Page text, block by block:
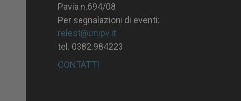
Pavia n.694/08
Per segnalazioni di eventi:
relest@unipv.it
tel. 0382.984223
CONTATTI